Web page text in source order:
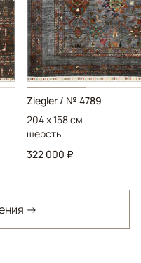
Ziegler / № 4789
204 x 158 см
шерсть
322 000 ₽
→